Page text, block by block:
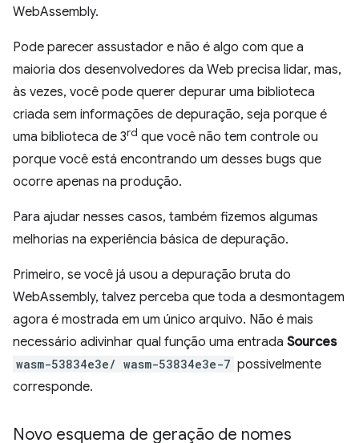
WebAssembly.
Pode parecer assustador e não é algo com que a
maioria dos desenvolvedores da Web precisa lidar, mas,
às vezes, você pode querer depurar uma biblioteca
criada sem informações de depuração, seja porque é
uma biblioteca de 3rd que você não tem controle ou
porque você está encontrando um desses bugs que
ocorre apenas na produção.
Para ajudar nesses casos, também fizemos algumas
melhorias na experiência básica de depuração.
Primeiro, se você já usou a depuração bruta do
WebAssembly, talvez perceba que toda a desmontagem
agora é mostrada em um único arquivo. Não é mais
necessário adivinhar qual função uma entrada Sources
wasm-53834e3e/ wasm-53834e3e-7 possivelmente
corresponde.
Novo esquema de geração de nomes